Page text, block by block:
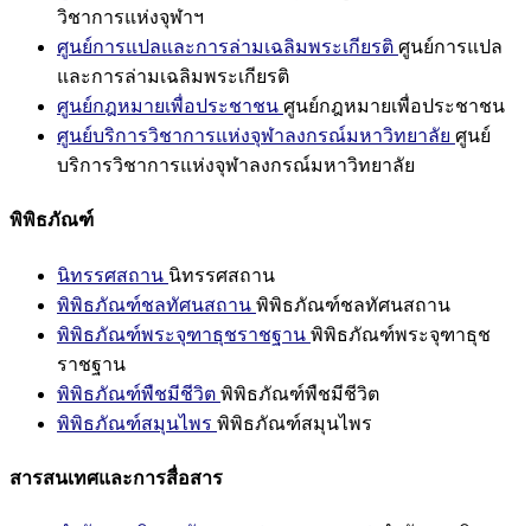
วิชาการแห่งจุฬาฯ
ศูนย์การแปลและการล่ามเฉลิมพระเกียรติ ศูนย์การแปล
และการล่ามเฉลิมพระเกียรติ
ศูนย์กฎหมายเพื่อประชาชน ศูนย์กฎหมายเพื่อประชาชน
ศูนย์บริการวิชาการแห่งจุฬาลงกรณ์มหาวิทยาลัย ศูนย์
บริการวิชาการแห่งจุฬาลงกรณ์มหาวิทยาลัย
พิพิธภัณฑ์
นิทรรศสถาน นิทรรศสถาน
พิพิธภัณฑ์ชลทัศนสถาน พิพิธภัณฑ์ชลทัศนสถาน
พิพิธภัณฑ์พระจุฑาธุชราชฐาน พิพิธภัณฑ์พระจุฑาธุช
ราชฐาน
พิพิธภัณฑ์พืชมีชีวิต พิพิธภัณฑ์พืชมีชีวิต
พิพิธภัณฑ์สมุนไพร พิพิธภัณฑ์สมุนไพร
สารสนเทศและการสื่อสาร